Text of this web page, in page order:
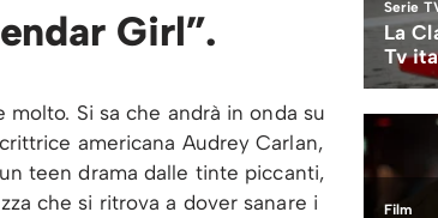
Girl”.
molto. Si sa che andrà in onda su
americana Audrey Carlan,
teen drama dalle tinte piccanti,
che si ritrova a dover sanare i